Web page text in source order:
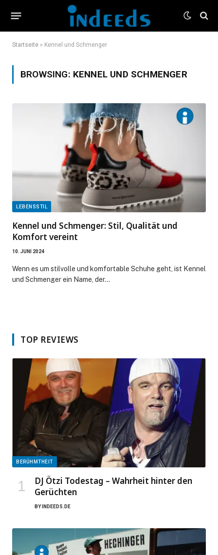
Startseite » Kennel und Schmenger
BROWSING: KENNEL UND SCHMENGER
LEBENSSTIL
Kennel und Schmenger: Stil, Qualität und
Komfort vereint
10. JUNI 2024
Wenn es um stilvolle und komfortable Schuhe geht, ist Kennel
und Schmenger ein Name, der…
TOP REVIEWS
BERÜHMTHEIT
DJ Ötzi Todestag – Wahrheit hinter den
Gerüchten
BY INDEEDS.DE